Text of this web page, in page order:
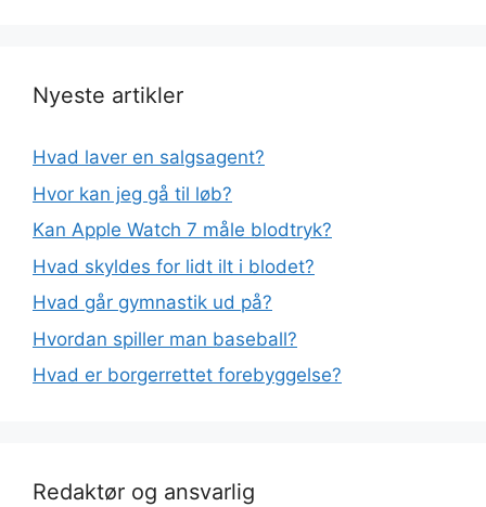
Nyeste artikler
Hvad laver en salgsagent?
Hvor kan jeg gå til løb?
Kan Apple Watch 7 måle blodtryk?
Hvad skyldes for lidt ilt i blodet?
Hvad går gymnastik ud på?
Hvordan spiller man baseball?
Hvad er borgerrettet forebyggelse?
Redaktør og ansvarlig